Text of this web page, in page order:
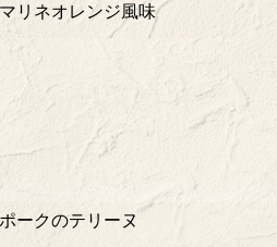
リネオレンジ風味
ークのテリーヌ